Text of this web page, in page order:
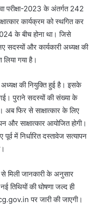
परीक्षा-2023 के अंतर्गत 242
कार्यक्रम को स्थगित कर
के बीच होना था। जिसे
सदस्यों और कार्यकारी अध्यक्ष की
गया है।
की नियुक्ति हुई है। इसके
पुराने सदस्यों की संख्या के
अब फिर से साक्षात्कार के लिए
और साक्षात्कार आयोजित होगी।
में निर्धारित दस्तावेज सत्यापन
मिली जानकारी के अनुसार
तिथियों की घोषणा जल्द ही
पर जारी की जाएगी।